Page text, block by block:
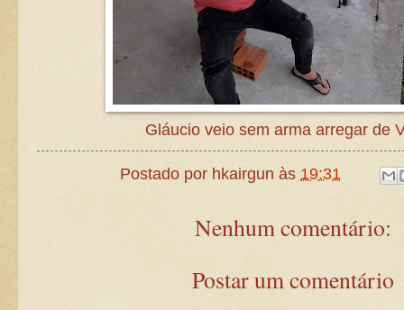
Gláucio veio sem arma arregar de
Postado por hkairgun às 19:31
Nenhum comentário:
Postar um comentário